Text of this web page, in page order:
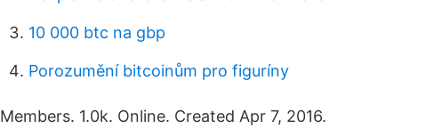
10 000 btc na gbp
Porozumění bitcoinům pro figuríny
Members. 1.0k. Online. Created Apr 7, 2016.